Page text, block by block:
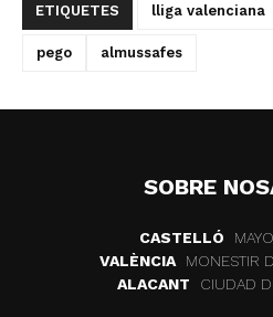
ETIQUETES lliga valenciana
pego almussafes
SOBRE
CASTELLÓ
VALÈNCIA
MONESTIR
ALACANT
CIUDAD